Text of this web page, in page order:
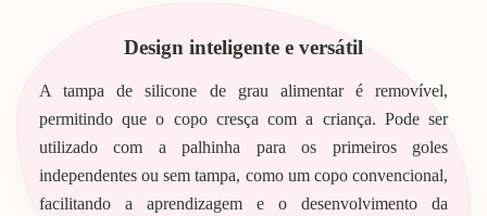
Design inteligente e versátil
A tampa de silicone de grau alimentar é removível,
permitindo que o copo cresça com a criança. Pode ser
utilizado com a palhinha para os primeiros goles
independentes ou sem tampa, como um copo convencional,
facilitando a aprendizagem e o desenvolvimento da